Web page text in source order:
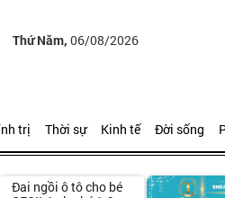
Thứ Năm, 06/08/2026
trị Thời sự Kinh tế Đời sống
Đai ngồi ô tô cho bé